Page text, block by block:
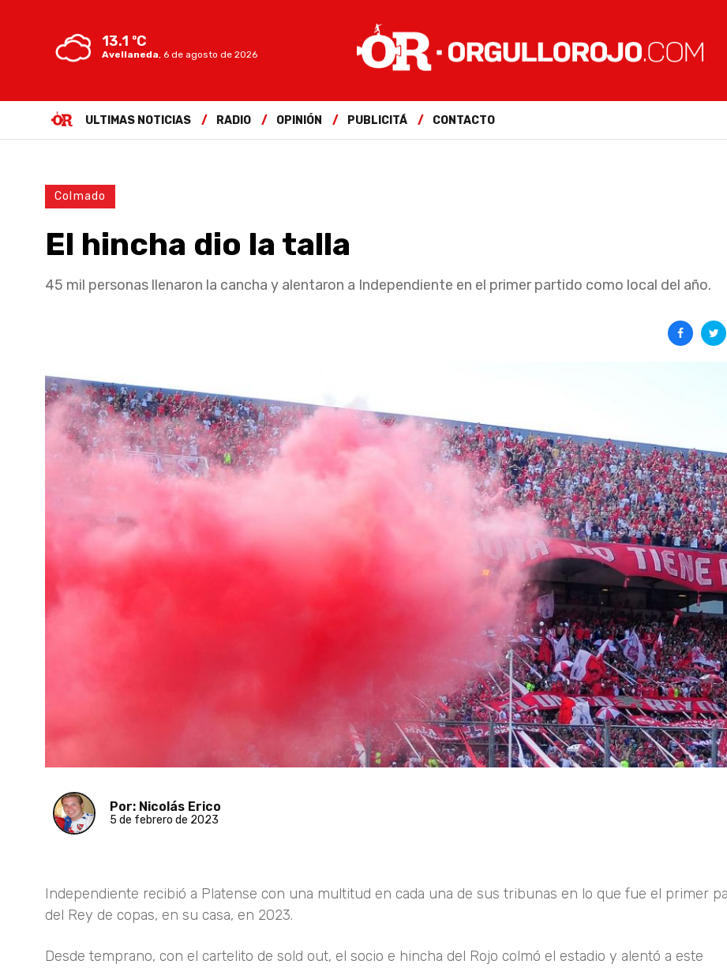
13.1 ºC
Avellaneda, 6 de agosto de 2026
ULTIMAS NOTICIAS RADIO OPINIÓN PUBLICITÁ CONTACTO
Colmado
El hincha dio la talla
45 mil personas llenaron la cancha y alentaron a Independiente en el primer partido como local del año.
Por: Nicolás Erico
5 de febrero de 2023
Independiente recibió a Platense con una multitud en cada una de sus tribunas en lo que fue el primer
del Rey de copas, en su casa, en 2023.
Desde temprano, con el cartelito de sold out, el socio e hincha del Rojo colmó el estadio y alentó a este